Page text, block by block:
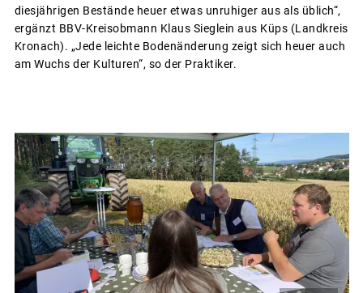
diesjährigen Bestände heuer etwas unruhiger aus als üblich“,
ergänzt BBV-Kreisobmann Klaus Sieglein aus Küps (Landkreis
Kronach). „Jede leichte Bodenänderung zeigt sich heuer auch
am Wuchs der Kulturen“, so der Praktiker.